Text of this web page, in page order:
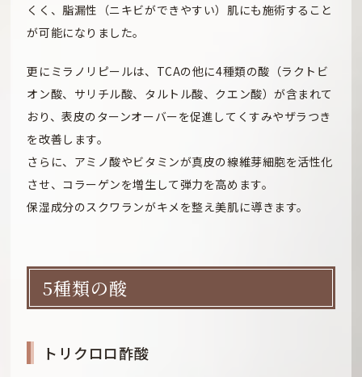
くく、脂漏性（ニキビができやすい）肌にも施術すること
が可能になりました。
更にミラノリピールは、TCAの他に4種類の酸（ラクトビ
オン酸、サリチル酸、タルトル酸、クエン酸）が含まれて
おり、表皮のターンオーバーを促進してくすみやザラつき
を改善します。
さらに、アミノ酸やビタミンが真皮の線維芽細胞を活性化
させ、コラーゲンを増生して弾力を高めます。
保湿成分のスクワランがキメを整え美肌に導きます。
5種類の酸
トリクロロ酢酸